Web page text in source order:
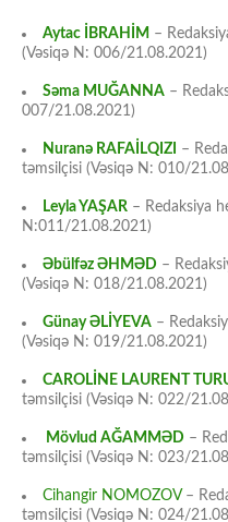
Aytac İBRAHİM –
(Vəsiqə N: 006/21.08.2021)
Səma MUĞANNA –
007/21.08.2021)
Nuranə RAFAİLQIZI
–
təmsilçisi (Vəsiqə N: 010/
Leyla YAŞAR – Redaksiya
N:011/21.08.2021)
Əbülfəz ƏHMƏD –
(Vəsiqə N: 018/21.08.2021)
Günay ƏLİYEVA –
(Vəsiqə N: 019/21.08.2021)
CAROLİNE LAURENT
təmsilçisi (Vəsiqə N: 022/
Mövlud AĞAMMƏD –
təmsilçisi (Vəsiqə N: 023/
Cihangir NOMOZOV–
təmsilçisi (Vəsiqə N: 024/